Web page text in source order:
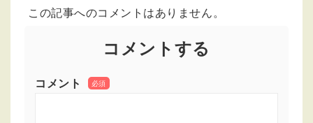
この記事へのコメントはありません。
コメントする
コメント 必須